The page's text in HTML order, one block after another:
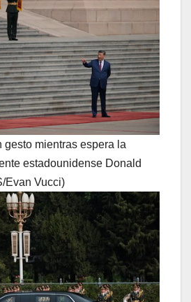
gesto mientras espera la
estadounidense Donald
Evan Vucci)